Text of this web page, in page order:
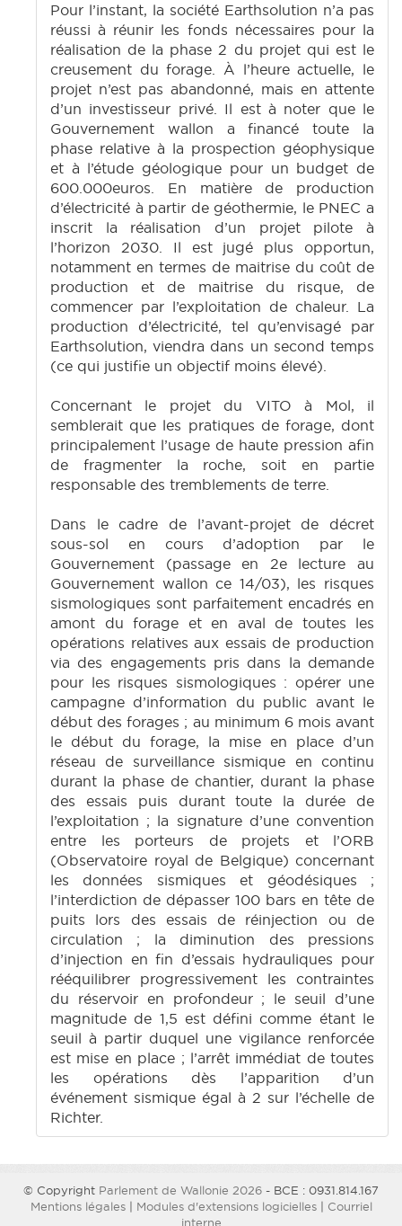
Pour l’instant, la société Earthsolution n’a pas
réussi à réunir les fonds nécessaires pour la
réalisation de la phase 2 du projet qui est le
creusement du forage. À l’heure actuelle, le
projet n’est pas abandonné, mais en attente
d’un investisseur privé. Il est à noter que le
Gouvernement wallon a financé toute la
phase relative à la prospection géophysique
et à l’étude géologique pour un budget de
600.000euros. En matière de production
d’électricité à partir de géothermie, le PNEC a
inscrit la réalisation d’un projet pilote à
l’horizon 2030. Il est jugé plus opportun,
notamment en termes de maitrise du coût de
production et de maitrise du risque, de
commencer par l’exploitation de chaleur. La
production d’électricité, tel qu’envisagé par
Earthsolution, viendra dans un second temps
(ce qui justifie un objectif moins élevé).
Concernant le projet du VITO à Mol, il
semblerait que les pratiques de forage, dont
principalement l’usage de haute pression afin
de fragmenter la roche, soit en partie
responsable des tremblements de terre.
Dans le cadre de l’avant-projet de décret
sous-sol en cours d’adoption par le
Gouvernement (passage en 2e lecture au
Gouvernement wallon ce 14/03), les risques
sismologiques sont parfaitement encadrés en
amont du forage et en aval de toutes les
opérations relatives aux essais de production
via des engagements pris dans la demande
pour les risques sismologiques : opérer une
campagne d’information du public avant le
début des forages ; au minimum 6 mois avant
le début du forage, la mise en place d’un
réseau de surveillance sismique en continu
durant la phase de chantier, durant la phase
des essais puis durant toute la durée de
l’exploitation ; la signature d’une convention
entre les porteurs de projets et l’ORB
(Observatoire royal de Belgique) concernant
les données sismiques et géodésiques ;
l’interdiction de dépasser 100 bars en tête de
puits lors des essais de réinjection ou de
circulation ; la diminution des pressions
d’injection en fin d’essais hydrauliques pour
rééquilibrer progressivement les contraintes
du réservoir en profondeur ; le seuil d’une
magnitude de 1,5 est défini comme étant le
seuil à partir duquel une vigilance renforcée
est mise en place ; l’arrêt immédiat de toutes
les opérations dès l’apparition d’un
événement sismique égal à 2 sur l’échelle de
Richter.
© Copyright Parlement de Wallonie 2026 - BCE : 0931.814.167
Mentions légales| Modules d'extensions logicielles| Courriel
interne